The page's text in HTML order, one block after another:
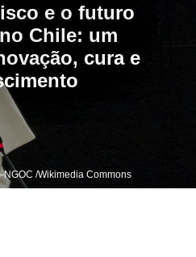
e o futuro
Chile: um
cura e
NGOC /Wikimedia Commons